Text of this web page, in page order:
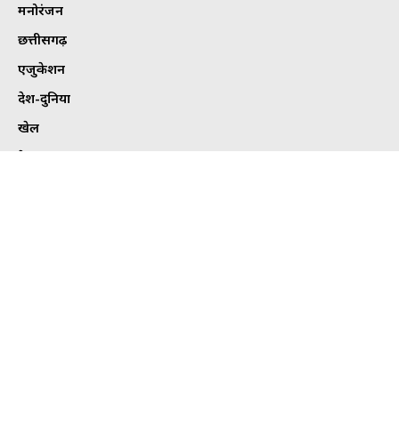
मनोरंजन
छत्तीसगढ़
एजुकेशन
देश-दुनिया
खेल
हेल्थ